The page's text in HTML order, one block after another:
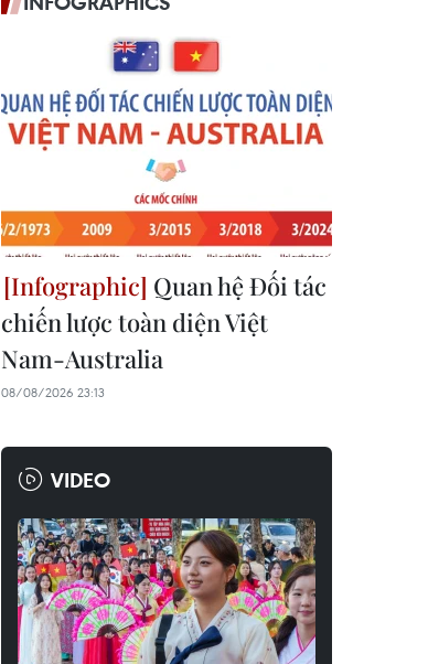
Quan hệ Đối tác
chiến lược toàn diện Việt
Nam-Australia
08/08/2026 23:13
VIDEO